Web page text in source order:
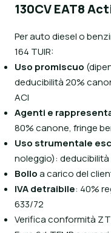
130CV EAT8
Per auto diesel o
164 TUIR:
Uso promiscuo
deducibilità 20%
ACI
Agenti e
80% canone, fringe
Uso strumentale
noleggio): deducibilità
Bolloa carico del
IVA detraibile: 40%
633/72
Verifica conformità